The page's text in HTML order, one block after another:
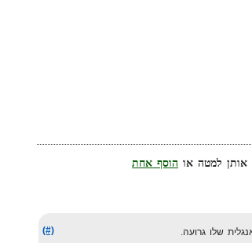
הוסף אחת
(#) שלו גרועה.